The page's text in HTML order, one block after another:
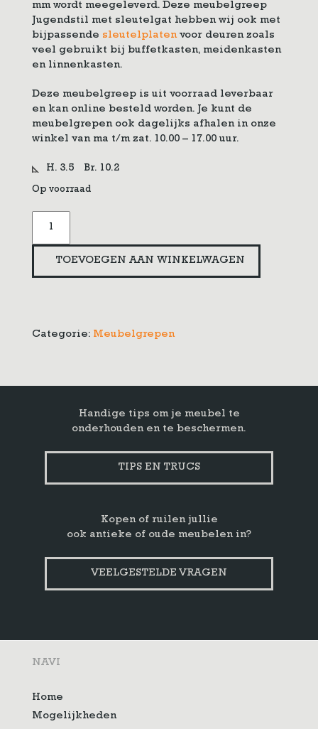
mm wordt meegeleverd. Deze meubelgreep
Jugendstil met sleutelgat hebben wij ook met
bijpassende sleutelplatenvoor deuren zoals
veel gebruikt bij buffetkasten, meidenkasten
en linnenkasten.
Deze meubelgreep is uit voorraad leverbaar
en kan online besteld worden. Je kunt de
meubelgrepen ook dagelijks afhalen in onze
winkel van ma t/m zat. 10.00 – 17.00 uur.
H. 3.5 Br. 10.2
Op voorraad
jugendstil
met
sleutelgat
aantal
TOEVOEGEN AAN WINKELWAGEN
Categorie: Meubelgrepen
Handige tips om je meubel te
onderhouden en te beschermen.
TIPS EN TRUCS
Kopen of ruilen jullie
ook antieke of oude meubelen in?
VEELGESTELDE VRAGEN
NAVI
Home
Mogelijkheden